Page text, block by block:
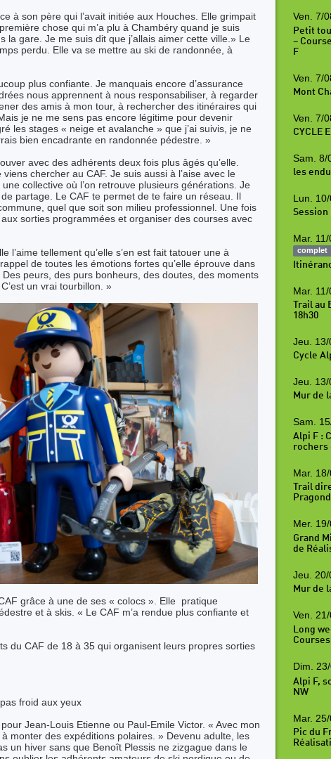
à son père qui l’avait initiée aux Houches. Elle grimpait
chose qui m’a plu à Chambéry quand je suis
la gare. Je me suis dit que j’allais aimer cette ville.» Le
perdu. Elle va se mettre au ski de randonnée, à
plus confiante. Je manquais encore d’assurance
nous apprennent à nous responsabiliser, à regarder
des amis à mon tour, à rechercher des itinéraires qui
je ne me sens pas encore légitime pour devenir
les stages « neige et avalanche » que j’ai suivis, je ne
bien encadrante en randonnée pédestre. »
avec des adhérents deux fois plus âgés qu’elle.
chercher au CAF. Je suis aussi à l’aise avec le
collective où l’on retrouve plusieurs générations. Je
partage. Le CAF te permet de te faire un réseau. Il
quel que soit son milieu professionnel. Une fois
sorties programmées et organiser des courses avec
l’aime tellement qu’elle s’en est fait tatouer une à
de toutes les émotions fortes qu’elle éprouve dans
peurs, des purs bonheurs, des doutes, des moments
un vrai tourbillon. »
grâce à une de ses « colocs ». Elle pratique
et à skis. « Le CAF m’a rendue plus confiante et
du CAF de 18 à 35 qui organisent leurs propres sorties
froid aux yeux
Jean-Louis Etienne ou Paul-Emile Victor. « Avec mon
monter des expéditions polaires. » Devenu adulte, les
un hiver sans que Benoît Plessis ne zizgague dans le
Ven. 7/
Petit
–
F
Ven. 7/
Mont
Ven. 7/
CYCLE
Sam. 8/
les
Lun.
Session
Mar. 11/
complet
Mar. 11/
Trail au
18h30
Jeu. 13/
Cycle
Jeu. 13/
Mur de
Sam.
Alpi F :
rochers
Mar.
Trail
Mer.
Grand
de
Jeu. 20/
Mur de
Ven.
Long
Dim.
Alpi F,
NW
Mar.
Pic du